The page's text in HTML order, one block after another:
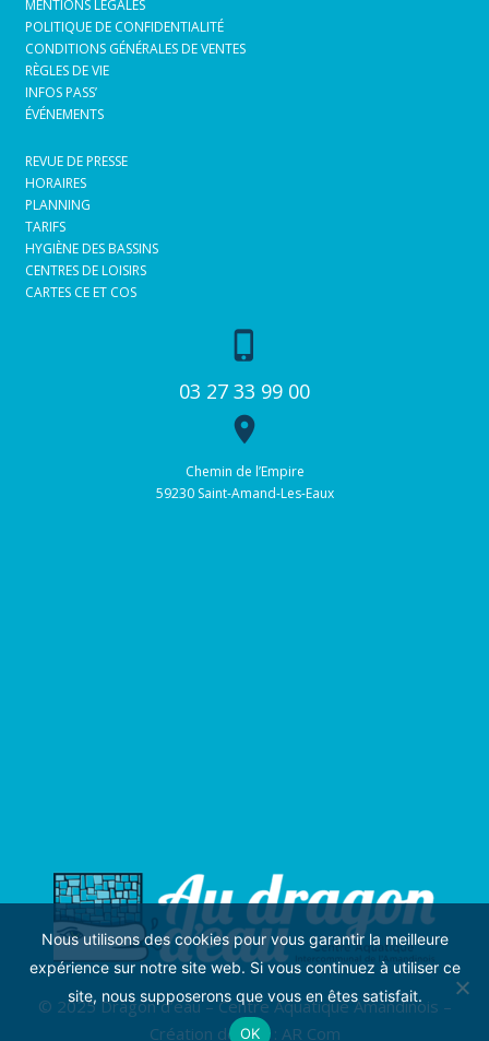
MENTIONS LÉGALES
POLITIQUE DE CONFIDENTIALITÉ
CONDITIONS GÉNÉRALES DE VENTES
RÈGLES DE VIE
INFOS PASS’
ÉVÉNEMENTS
REVUE DE PRESSE
HORAIRES
PLANNING
TARIFS
HYGIÈNE DES BASSINS
CENTRES DE LOISIRS
CARTES CE ET COS
phone_iphone
03 27 33 99 00
place
Chemin de l’Empire
59230 Saint-Amand-Les-Eaux
© 2025 Dragon d’eau– Centre Aquatique Amandinois –
Création de site : AR Com
Nous utilisons des cookies pour vous garantir la meilleure
expérience sur notre site web. Si vous continuez à utiliser ce
site, nous supposerons que vous en êtes satisfait.
OK